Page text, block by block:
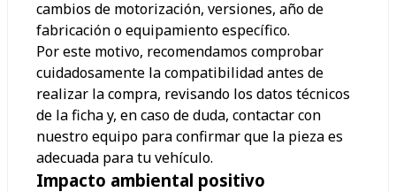
cambios de motorización, versiones, año de
fabricación o equipamiento específico.
Por este motivo, recomendamos comprobar
cuidadosamente la compatibilidad antes de
realizar la compra, revisando los datos técnicos
de la ficha y, en caso de duda, contactar con
nuestro equipo para confirmar que la pieza es
adecuada para tu vehículo.
Impacto ambiental positivo